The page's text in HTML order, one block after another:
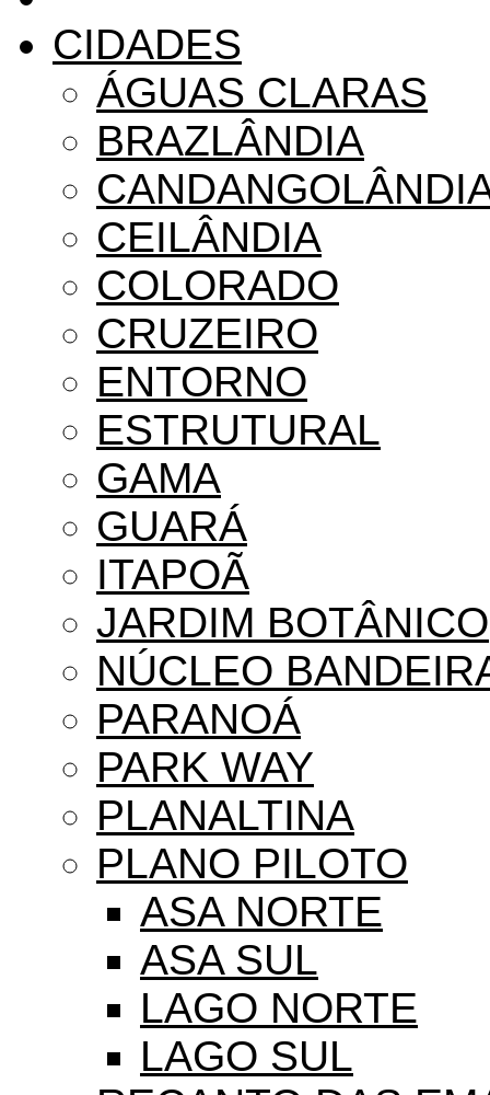
CIDADES
ÁGUAS CLARAS
BRAZLÂNDIA
CEILÂNDIA
COLORADO
CRUZEIRO
ENTORNO
ESTRUTURAL
GAMA
GUARÁ
ITAPOÃ
JARDIM BOTÂNICO
NÚCLEO
PARANOÁ
PARK WAY
PLANALTINA
PLANO PILOTO
ASA NORTE
ASA SUL
LAGO NORTE
LAGO SUL